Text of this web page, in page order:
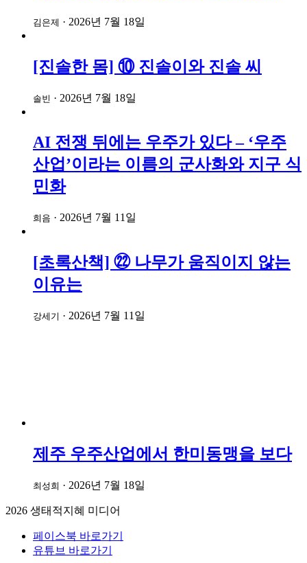
김은제 · 2026년 7월 18일
[진솔한 몸] ⑩ 진솔이와 진솔 씨
솔빈 · 2026년 7월 18일
AI 전쟁 뒤에는 우주가 있다 – ‘우주
산업’이라는 이름의 군사화와 지구 식
민화
희음 · 2026년 7월 11일
[초록산책] ㉒ 나무가 움직이지 않는
이유는
강세기 · 2026년 7월 11일
제주 우주산업에서 한미동맹을 보다
최성희 · 2026년 7월 18일
2026 생태적지혜 미디어
페이스북 바로가기
유튜브 바로가기